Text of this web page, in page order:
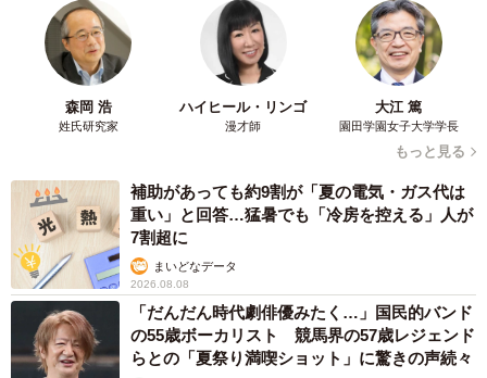
森岡 浩
姓氏研究家
ハイヒール・リンゴ
漫才師
大江 篤
園田学園女子大学学長
もっと見る
補助があっても約9割が「夏の電気・ガス代は
重い」と回答…猛暑でも「冷房を控える」人が
7割超に
まいどなデータ
2026.08.08
「だんだん時代劇俳優みたく…」国民的バンド
の55歳ボーカリスト 競馬界の57歳レジェンド
らとの「夏祭り満喫ショット」に驚きの声続々